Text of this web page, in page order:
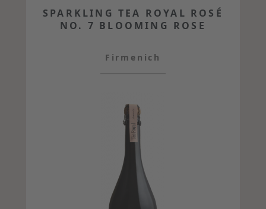
SPARKLING TEA ROYAL ROSÉ
NO. 7 BLOOMING ROSE
Firmenich